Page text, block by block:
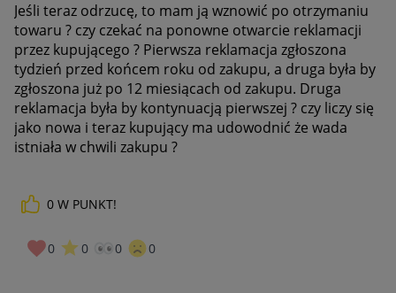
Jeśli teraz odrzucę, to mam ją wznowić po otrzymaniu
towaru ? czy czekać na ponowne otwarcie reklamacji
przez kupującego ? Pierwsza reklamacja zgłoszona
tydzień przed końcem roku od zakupu, a druga była by
zgłoszona już po 12 miesiącach od zakupu. Druga
reklamacja była by kontynuacją pierwszej ? czy liczy się
jako nowa i teraz kupujący ma udowodnić że wada
istniała w chwili zakupu ?
0 W PUNKT!
0 0 0 0